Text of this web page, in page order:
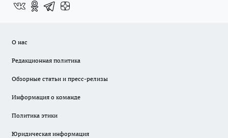
О нас
Редакционная политика
Обзорные статьи и пресс-релизы
Информация о команде
Политика этики
Юридическая информация